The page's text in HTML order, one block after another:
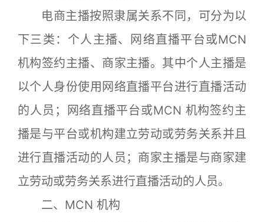
电商主播按照隶属关系不同，可分为以
下三类：个人主播、网络直播平台或MCN
机构签约主播、商家主播。其中个人主播是
以个人身份使用网络直播平台进行直播活动
的人员；网络直播平台或MCN 机构签约主
播是与平台或机构建立劳动或劳务关系并且
进行直播活动的人员；商家主播是与商家建
立劳动或劳务关系进行直播活动的人员。
二、MCN 机构